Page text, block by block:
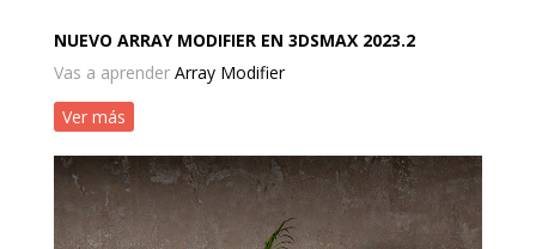
NUEVO ARRAY MODIFIER EN 3DSMAX 2023.2
Vas a aprender Array Modifier
Ver más